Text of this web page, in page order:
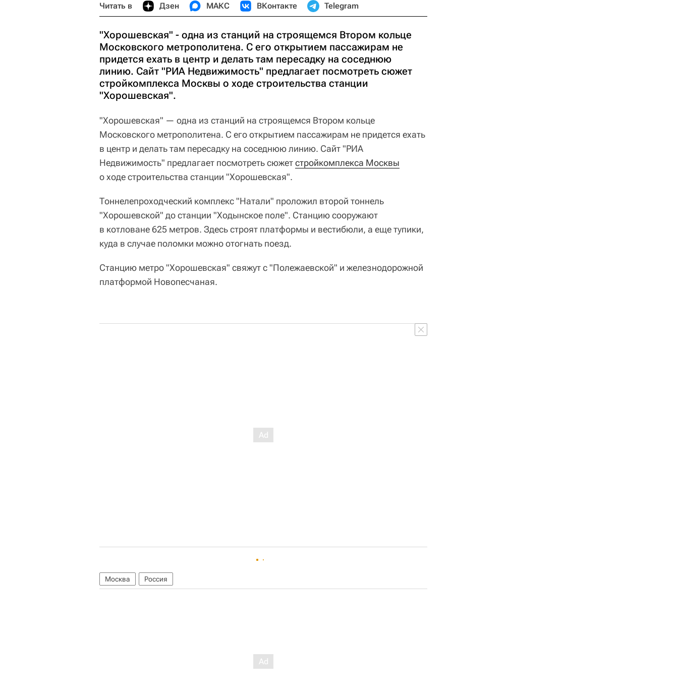
Читать в Дзен МАКС ВКонтакте Telegram
"Хорошевская" - одна из станций на строящемся Втором кольце
Московского метрополитена. С его открытием пассажирам не
придется ехать в центр и делать там пересадку на соседнюю
линию. Сайт "РИА Недвижимость" предлагает посмотреть сюжет
стройкомплекса Москвы о ходе строительства станции
"Хорошевская".
"Хорошевская" — одна из станций на строящемся Втором кольце
Московского метрополитена. С его открытием пассажирам не придется ехать
в центр и делать там пересадку на соседнюю линию. Сайт "РИА
Недвижимость" предлагает посмотреть сюжетстройкомплекса Москвы
о ходе строительства станции "Хорошевская".
Тоннелепроходческий комплекс "Натали" проложил второй тоннель
"Хорошевской" до станции "Ходынское поле". Станцию сооружают
в котловане 625 метров. Здесь строят платформы и вестибюли, а еще тупики,
куда в случае поломки можно отогнать поезд.
Станцию метро "Хорошевская" свяжут с "Полежаевской" и железнодорожной
платформой Новопесчаная.
Москва Россия